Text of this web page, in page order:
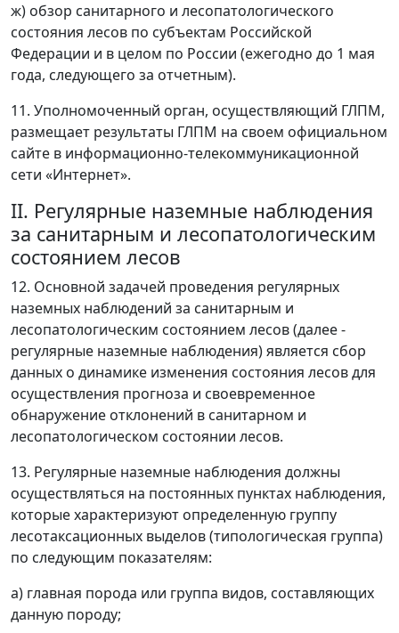
ж) обзор санитарного и лесопатологического
состояния лесов по субъектам Российской
Федерации и в целом по России (ежегодно до 1 мая
года, следующего за отчетным).
11. Уполномоченный орган, осуществляющий ГЛПМ,
размещает результаты ГЛПМ на своем официальном
сайте в информационно-телекоммуникационной
сети «Интернет».
II. Регулярные наземные наблюдения
за санитарным и лесопатологическим
состоянием лесов
12. Основной задачей проведения регулярных
наземных наблюдений за санитарным и
лесопатологическим состоянием лесов (далее -
регулярные наземные наблюдения) является сбор
данных о динамике изменения состояния лесов для
осуществления прогноза и своевременное
обнаружение отклонений в санитарном и
лесопатологическом состоянии лесов.
13. Регулярные наземные наблюдения должны
осуществляться на постоянных пунктах наблюдения,
которые характеризуют определенную группу
лесотаксационных выделов (типологическая группа)
по следующим показателям:
а) главная порода или группа видов, составляющих
данную породу;